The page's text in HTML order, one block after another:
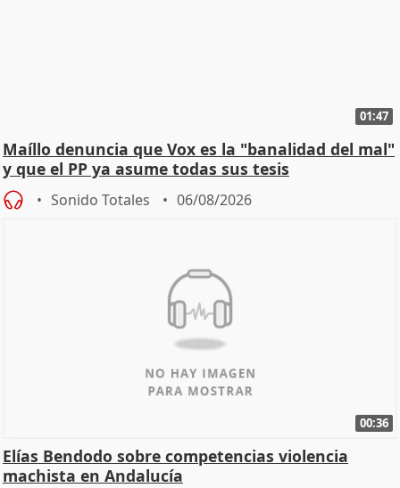
01:47
Maíllo denuncia que Vox es la "banalidad del mal"
y que el PP ya asume todas sus tesis
Sonido Totales 06/08/2026
00:36
Elías Bendodo sobre competencias violencia
machista en Andalucía